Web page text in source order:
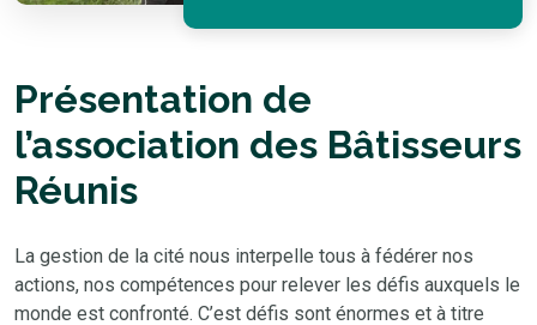
Présentation de
l’association des Bâtisseurs
Réunis
La gestion de la cité nous interpelle tous à fédérer nos
actions, nos compétences pour relever les défis auxquels le
monde est confronté. C’est défis sont énormes et à titre